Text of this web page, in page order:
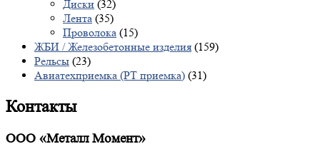
Диски (32)
Лента (35)
Проволока (15)
ЖБИ / Железобетонные изделия (159)
Рельсы (23)
Авиатехприемка (РТ приемка) (31)
Контакты
ООО «Металл Момент»